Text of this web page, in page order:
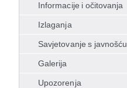
Informacije i očitovanja
Izlaganja
Savjetovanje s javnošću
Galerija
Upozorenja